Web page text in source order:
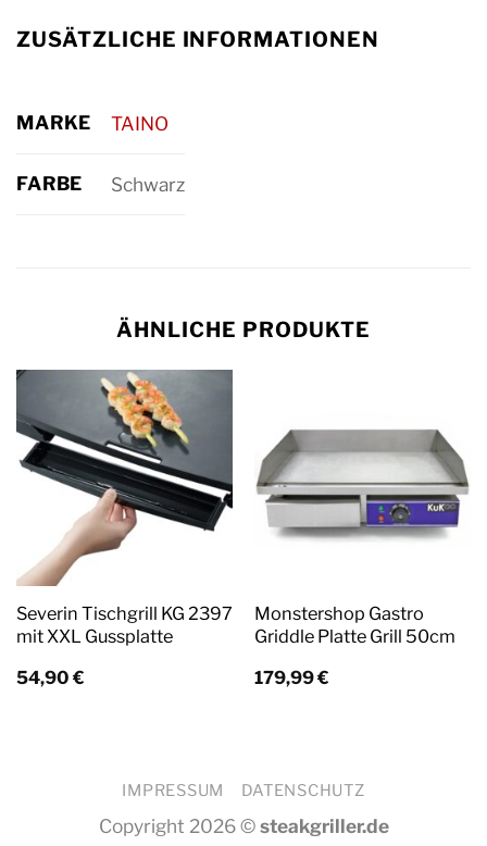
ZUSÄTZLICHE INFORMATIONEN
MARKE TAINO
FARBE Schwarz
ÄHNLICHE PRODUKTE
Severin Tischgrill KG 2397
mit XXL Gussplatte
54,90 €
Monstershop Gastro
Griddle Platte Grill 50cm
179,99€
IMPRESSUM DATENSCHUTZ
Copyright 2026 ©steakgriller.de